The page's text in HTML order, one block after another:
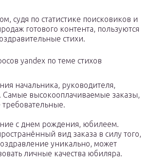
судя по статистике поисковиков и
готового контента, пользуются
стихи.
yandex по теме стихов
начальника, руководителя,
Самые высокооплачиваемые заказы,
с днем рождения, юбилеем.
вид заказа в силу того,
уникально, может
личные качества юбиляра.